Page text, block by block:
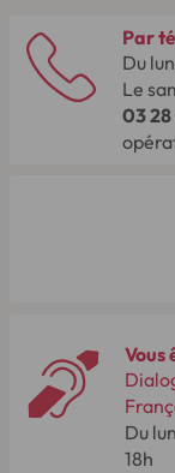
Par
Du
Le
03 28
Vous
Du
18h